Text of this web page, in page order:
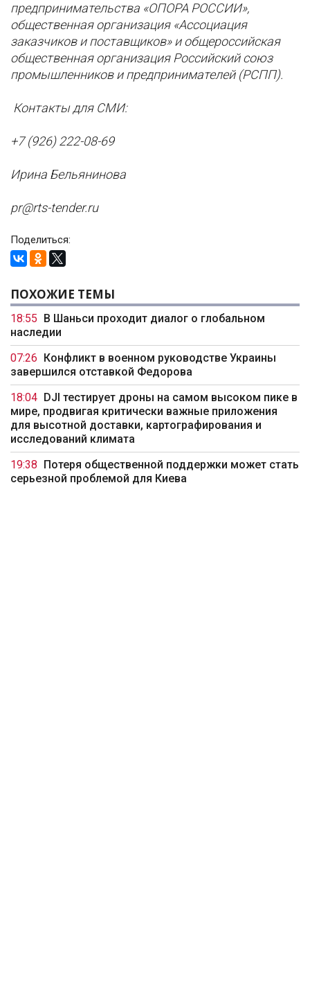
предпринимательства «ОПОРА РОССИИ»,
общественная организация «Ассоциация
заказчиков и поставщиков» и общероссийская
общественная организация Российский союз
промышленников и предпринимателей (РСПП).
Контакты для СМИ:
+7 (926) 222-08-69
Ирина Бельянинова
pr@rts-tender.ru
Поделиться:
ПОХОЖИЕ ТЕМЫ
18:55
В Шаньси проходит диалог о глобальном
наследии
07:26
Конфликт в военном руководстве Украины
завершился отставкой Федорова
18:04
DJI тестирует дроны на самом высоком пике в
мире, продвигая критически важные приложения
для высотной доставки, картографирования и
исследований климата
19:38
Потеря общественной поддержки может стать
серьезной проблемой для Киева